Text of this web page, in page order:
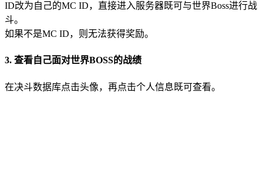
ID改为自己的MC ID，直接进入服务器既可与世界Boss进行战
斗。
如果不是MC ID，则无法获得奖励。
3. 查看自己面对世界BOSS的战绩
在决斗数据库点击头像，再点击个人信息既可查看。